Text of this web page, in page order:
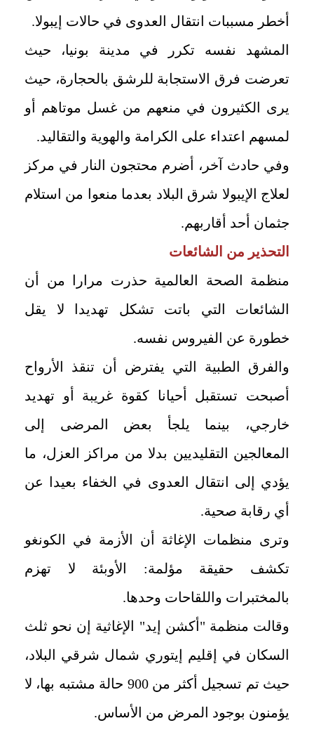
أخطر مسببات انتقال العدوى في حالات إيبولا.
المشهد نفسه تكرر في مدينة بونيا، حيث
تعرضت فرق الاستجابة للرشق بالحجارة، حيث
يرى الكثيرون في منعهم من غسل موتاهم أو
لمسهم اعتداء على الكرامة والهوية والتقاليد.
وفي حادث آخر، أضرم محتجون النار في مركز
لعلاج الإيبولا شرق البلاد بعدما منعوا من استلام
جثمان أحد أقاربهم.
التحذير من الشائعات
منظمة الصحة العالمية حذرت مرارا من أن
الشائعات التي باتت تشكل تهديدا لا يقل
خطورة عن الفيروس نفسه.
والفرق الطبية التي يفترض أن تنقذ الأرواح
أصبحت تستقبل أحيانا كقوة غريبة أو تهديد
خارجي، بينما يلجأ بعض المرضى إلى
المعالجين التقليديين بدلا من مراكز العزل، ما
يؤدي إلى انتقال العدوى في الخفاء بعيدا عن
أي رقابة صحية.
وترى منظمات الإغاثة أن الأزمة في الكونغو
تكشف حقيقة مؤلمة: الأوبئة لا تهزم
بالمختبرات واللقاحات وحدها.
وقالت منظمة "أكشن إيد" الإغاثية إن نحو ثلث
السكان في إقليم إيتوري شمال شرقي البلاد،
حيث تم تسجيل أكثر من 900 حالة مشتبه بها، لا
يؤمنون بوجود المرض من الأساس.